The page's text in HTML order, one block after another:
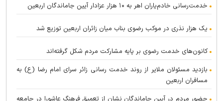
خدمت‌رسانی خادم‌یاران اهر به ۱۰ هزار عزادار آیین جاماندگان اربعین
یک هزار نذری در موکب رضوی بناب میان زائران اربعین توزیع شد
کانون‌های خدمت رضوی بر پایه مشارکت مردم شکل گرفته‌اند
بازدید مسئولان ملایر از روند خدمت رسانی زائر سرای امام رضا (ع) به
مسافران اربعین
حضور مردم در آیین جاماندگان نشان از تعمیق فرهنگ عاشورا در جامعه